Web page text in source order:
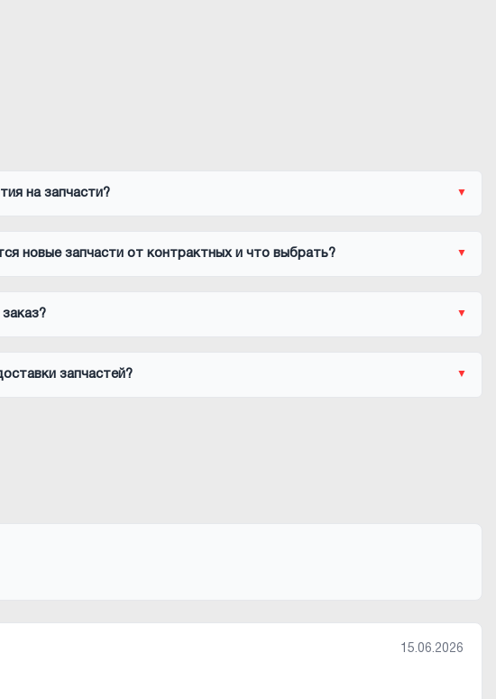
на запчасти?
новые запчасти от контрактных и что выбрать?
запчастей?
15.06.2026